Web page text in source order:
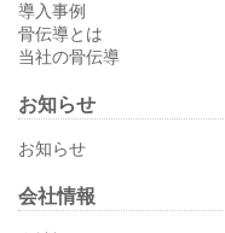
導入事例
骨伝導とは
当社の骨伝導
お知らせ
お知らせ
会社情報